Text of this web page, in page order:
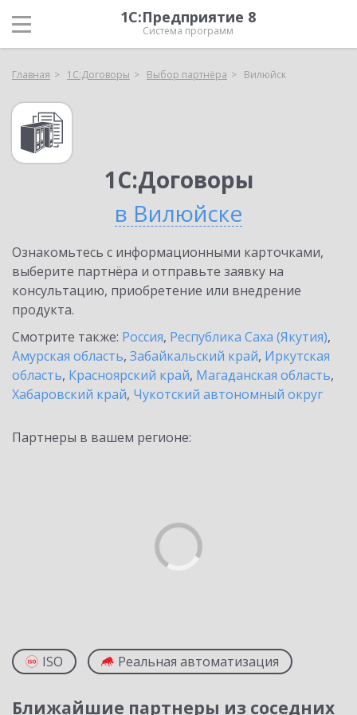
1С:Предприятие 8
Система программ
Главная 1С:Договоры Выбор партнёра Вилюйск
1С:Договоры
в Вилюйске
Ознакомьтесь с информационными карточками,
выберите партнёра и отправьте заявку на
консультацию, приобретение или внедрение
продукта.
Смотрите также: Россия, Республика Саха (Якутия),
Амурская область, Забайкальский край, Иркутская
область, Красноярский край, Магаданская область,
Хабаровский край, Чукотский автономный округ
Партнеры в вашем регионе:
ISO Реальная автоматизация
Ближайшие партнеры из соседних